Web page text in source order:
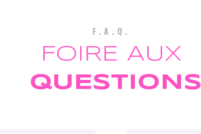
F.A.Q.
FOIRE AUX
QUESTIONS